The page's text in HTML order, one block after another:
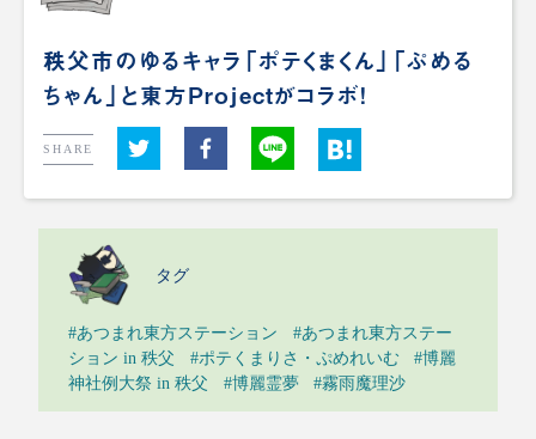
秩父市のゆるキャラ「ポテくまくん」「ぷめる
ちゃん」と東方Projectがコラボ！
SHARE
タグ
#あつまれ東方ステーション
#あつまれ東方ステー
ション in 秩父
#ポテくまりさ・ぷめれいむ
#博麗
神社例大祭 in 秩父
#博麗霊夢 #霧雨魔理沙